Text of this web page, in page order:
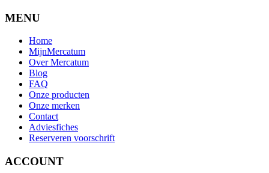
MENU
Home
MijnMercatum
Over Mercatum
Blog
FAQ
Onze producten
Onze merken
Contact
Adviesfiches
Reserveren voorschrift
ACCOUNT